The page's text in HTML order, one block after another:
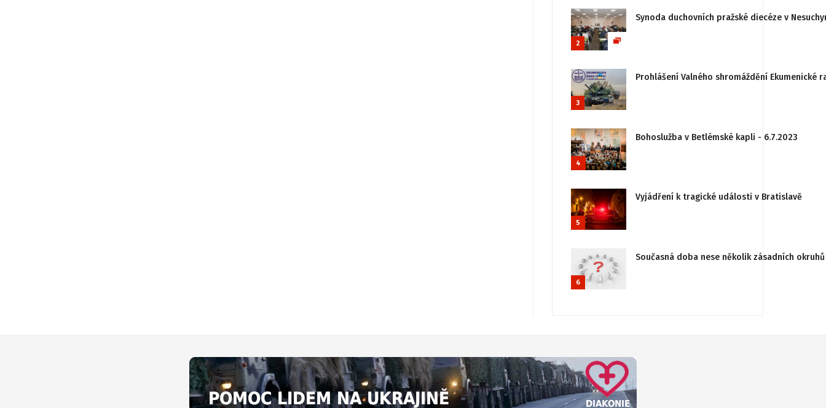
2
Synoda duchovních pražské diecéze v
3
Prohlášení Valného shromáždění
4
Bohoslužba v Betlémské kapli - 6.7.2023
5
Vyjádření k tragické události v Bratislavě
6
Současná doba nese několik zásadních